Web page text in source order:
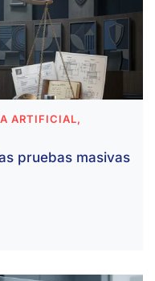
ARTIFICIAL,
pruebas masivas